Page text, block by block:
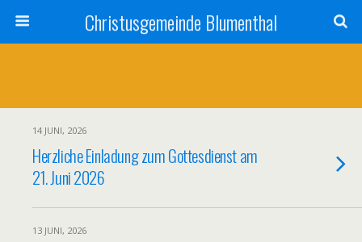
Christusgemeinde Blumenthal
14 JUNI, 2026
Herzliche Einladung zum Gottesdienst am
21. Juni 2026
13 JUNI, 2026